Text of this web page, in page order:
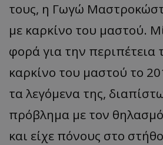
τους, η Γωγώ
με καρκίνο του μαστού.
φορά για την περιπέτεια
καρκίνο του μαστού το
τα λεγόμενα της,
πρόβλημα με τον
και είχε πόνους στο